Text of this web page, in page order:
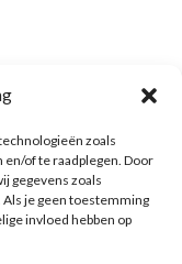
zoals
en/of te raadplegen. Door
gegevens zoals
je geen toestemming
invloed hebben op